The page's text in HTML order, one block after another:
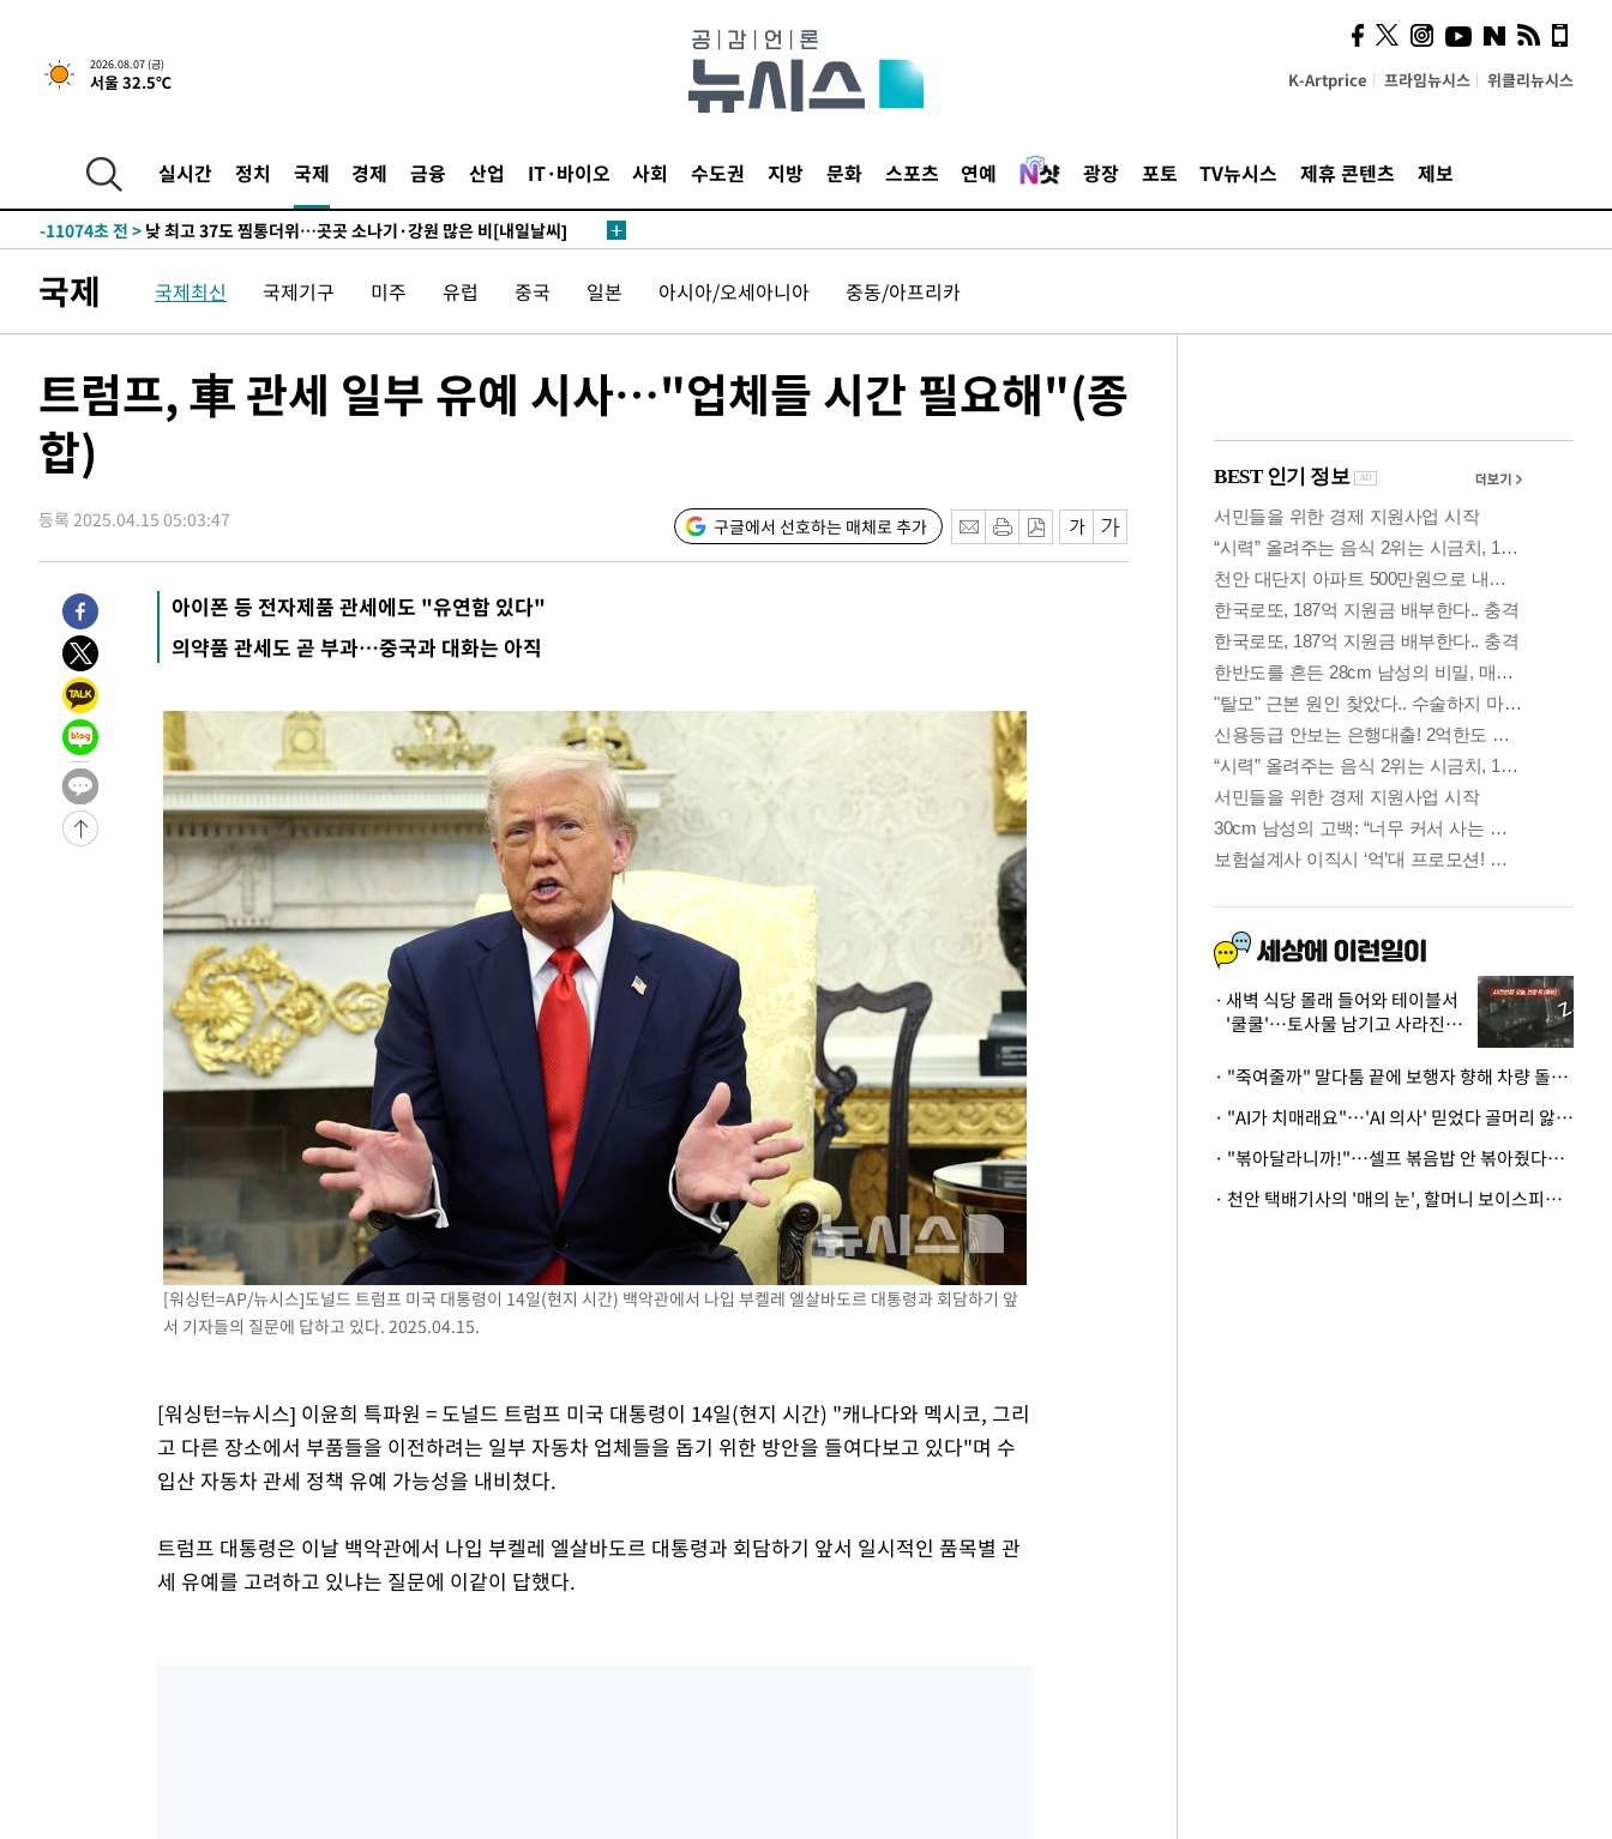
2026.08.07 (금)
서울 32.5℃ K-Artprice 프라임뉴시스 위클리뉴시스
실시간 정치 국제 경제 금융 산업 IT·바이오 사회 수도권 지방 문화 스포츠 연예 광장 포토 TV뉴시스 제휴 콘텐츠 제보
↓-22523초 전 >[속보]이 대통령 "부동산 공급 기존 사고방식 매달리지 말고 과감히
실천"
-21608초 전 >이란, "오만과 '중앙 단일 루트' 합의…북쪽 인바운드·남쪽 아웃바
-13140초 전 >
[속보]이 대통령, '호우피해' 안동·의성 관할 4개 면 특별재난지역
-13103초 전 >
갈 수도
-11074초 전 > 낮 최고 37도 찜통더위…곳곳 소나기·강원 많은 비[내일날씨]
응"
-6236초 전 >
여자배구 이재영·이다영 자매, 아제르바이잔 투란VC 입단
-5489초 전 >외국인 심판 성 접대 7경기 들여다보니…한국 축구 '5승 2무'
-5176초 전 >[속보]코스피, 6200선 약보합…0.60% 내린 6258.77에 마쳐
-5156초 전 >
-5045초 전 >
-1008초 전 >외신들도 주목한 韓축구 파문…"국민적 공분에 수사 재개"
-979초 전 >11시간 압수수색에 성접대 파문까지…'쑥대밭' 된 축구협회
-1초 전 >
[속보]규제합리화위원회 부위원장에 김태유 서울대 공대 교수…이병태
후임
-30093초 전 >
이강인, 폭염 속 AT마드리드 첫 훈련…80명 식사 대접까지(종합)
-27232초 전 >
미 사업체 일자리, 7월에 2.3만개 순감하고 그 전 2개월 10.3만개
하향수정 (2보)
-26680초 전 >
-22543초 전 >
[속보]이 대통령 "부동산 공급 기존 사고방식 매달리지 말고 과감히
실천"
-21628초 전 >
이란, "오만과 '중앙 단일 루트' 합의…북쪽 인바운드·남쪽 아웃바
운드는 임시"
-13196초 전 >
"낮 기온 소폭 하락"…수도권 폭염중대경보, 폭염경보로 하향
-13160초 전 >
[속보]이 대통령, '호우피해' 안동·의성 관할 4개 면 특별재난지역
[단독]중수청 지원 검사들, 정원 초과 시 낮은 계급 임용…희망지 못
낮 최고 37도 찜통더위…곳곳 소나기·강원 많은 비[내일날씨]
SK하이닉스, 용인·청주 팹에 54조 투자…"AI 메모리 수요 선제 대
여자배구 이재영·이다영 자매, 아제르바이잔 투란VC 입단
외국인 심판 성 접대 7경기 들여다보니…한국 축구 '5승 2무'
[속보]코스닥, 2.86포인트(0.36%) 내린 798.81마감
[속보]코스피, 6200선 약보합…0.60% 내린 6258.77에 마쳐
[속보]원·달러 환율, 7.7원 내린 1416.1원 마감
[속보] 노원서 40.1도 관측…서울, 2018년 이후 첫 40도
[속보]종합특검, '계엄 수용공간 확보' 신용해 前교정본부장 기소
외신들도 주목한 韓축구 파문…"국민적 공분에 수사 재개"
11시간 압수수색에 성접대 파문까지…'쑥대밭' 된 축구협회
[속보]규제합리화위원회 부위원장에 김태유 서울대 공대 교수…이병태
국제 국제최신 국제기구 미주 유럽 중국 일본 아시아/오세아니아 중동/아프리카
트럼프, 車 관세 일부 유예 시사…"업체들 시간 필요해"(종
합)
등록 2025.04.15 05:03:47 구글에서 선호하는 매체로 추가
아이폰 등 전자제품 관세에도 "유연함 있다"
의약품 관세도 곧 부과…중국과 대화는 아직
[워싱턴=AP/뉴시스]도널드 트럼프 미국 대통령이 14일(현지 시간) 백악관에서 나입 부켈레 엘살바도르 대통령과 회담하기 앞
서 기자들의 질문에 답하고 있다. 2025.04.15.
[워싱턴=뉴시스] 이윤희 특파원 = 도널드 트럼프 미국 대통령이 14일(현지 시간) "캐나다와 멕시코, 그리
고 다른 장소에서 부품들을 이전하려는 일부 자동차 업체들을 돕기 위한 방안을 들여다보고 있다"며 수
입산 자동차 관세 정책 유예 가능성을 내비쳤다.
트럼프 대통령은 이날 백악관에서 나입 부켈레 엘살바도르 대통령과 회담하기 앞서 일시적인 품목별 관
세 유예를 고려하고 있냐는 질문에 이같이 답했다.
시, 스마트폰 액세서리에
NFC 더했다
새벽 식당 몰래 들어와 테이블서
'쿨쿨'…토사물 남기고 사라진 남
· "죽여줄까" 말다툼 끝에 보행자 향해 차량 돌진…50대 여성 중상
· "AI가 치매래요"…'AI 의사' 믿었다 골머리 앓는 美 의료계 '경고'
· "볶아달라니까!"…셀프 볶음밥 안 볶아줬다고 사장 폭행한 손님
· 천안 택배기사의 '매의 눈', 할머니 보이스피싱 피해 막아